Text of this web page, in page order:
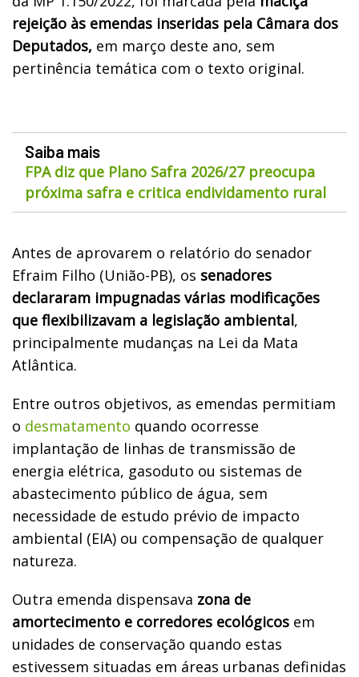
rejeição às emendas inseridas pela Câmara dos
Deputados, em março deste ano, sem
pertinência temática com o texto original.
Saiba mais
FPA diz que Plano Safra 2026/27 preocupa
próxima safra e critica endividamento rural
Antes de aprovarem o relatório do senador
Efraim Filho (União-PB), os senadores
declararam impugnadas várias modificações
que flexibilizavam a legislação ambiental,
principalmente mudanças na Lei da Mata
Atlântica.
Entre outros objetivos, as emendas permitiam
o desmatamento quando ocorresse
implantação de linhas de transmissão de
energia elétrica, gasoduto ou sistemas de
abastecimento público de água, sem
necessidade de estudo prévio de impacto
ambiental (EIA) ou compensação de qualquer
natureza.
Outra emenda dispensava zona de
amortecimento e corredores ecológicos em
unidades de conservação quando estas
estivessem situadas em áreas urbanas definidas